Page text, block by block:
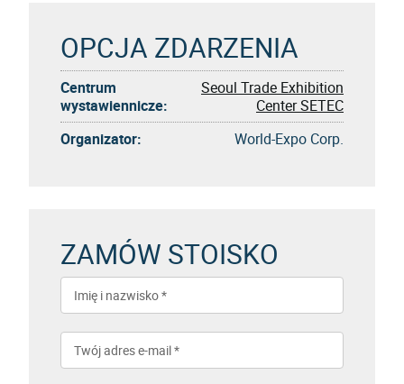
OPCJA ZDARZENIA
Centrum
wystawiennicze:
Seoul Trade Exhibition
Center SETEC
Organizator:
World-Expo Corp.
ZAMÓW STOISKO